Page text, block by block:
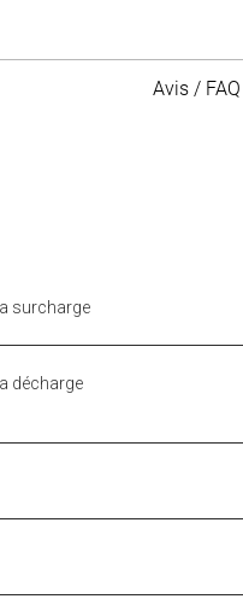
Avis / FAQ
surcharge
décharge